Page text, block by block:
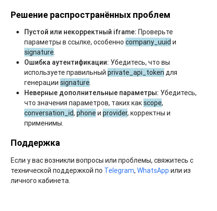
Решение распространённых проблем
Пустой или некорректный iframe: Проверьте
параметры в ссылке, особенноcompany_uuid и
signature.
Ошибка аутентификации: Убедитесь, что вы
используете правильныйprivate_api_token для
генерации signature.
Неверные дополнительные параметры: Убедитесь,
что значения параметров, таких как scope,
conversation_id,phoneиprovider, корректны и
применимы.
Поддержка
Если у вас возникли вопросы или проблемы, свяжитесь с
технической поддержкой по Telegram,WhatsApp или из
личного кабинета.